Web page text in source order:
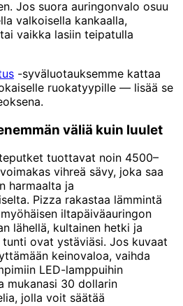
Jos suora auringonvalo osuu
valkoisella kankaalla,
vaikka lasiin teipatulla
-syväluotauksemme kattaa
ruokatyypille — lisää se
väliä kuin luulet
tuottavat noin 4500–
vihreä sävy, joka saa
harmaalta ja
Pizza rakastaa lämmintä
iltapäiväauringon
lähellä, kultainen hetki ja
ovat ystäviäsi. Jos kuvaat
keinovaloa, vaihda
LED-lamppuihin
mukanasi 30 dollarin
jolla voit säätää